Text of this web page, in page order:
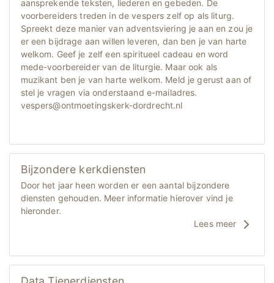
aansprekende teksten, liederen en gebeden. De
voorbereiders treden in de vespers zelf op als liturg.
Spreekt deze manier van adventsviering je aan en zou je
er een bijdrage aan willen leveren, dan ben je van harte
welkom. Geef je zelf een spiritueel cadeau en word
mede-voorbereider van de liturgie. Maar ook als
muzikant ben je van harte welkom. Meld je gerust aan of
stel je vragen via onderstaand e-mailadres.
vespers@ontmoetingskerk-dordrecht.nl
Bijzondere kerkdiensten
Door het jaar heen worden er een aantal bijzondere
diensten gehouden. Meer informatie hierover vind je
hieronder.
Lees meer